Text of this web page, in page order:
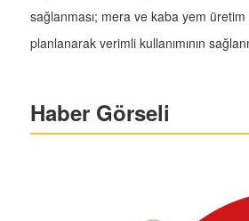
sağlanması; mera ve kaba yem üretim
planlanarak verimli kullanımının
Haber Görseli